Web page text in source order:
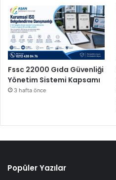
Fssc 22000 Gıda Güvenliği
Yönetim Sistemi Kapsamı
3 hafta önce
Popüler Yazılar